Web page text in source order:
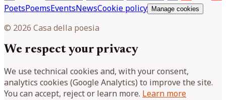
PoetsPoemsEventsNewsCookie policy Manage cookies
© 2026 Casa della poesia
We respect your privacy
We use technical cookies and, with your consent,
analytics cookies (Google Analytics) to improve the site.
You can accept, reject or learn more. Learn more